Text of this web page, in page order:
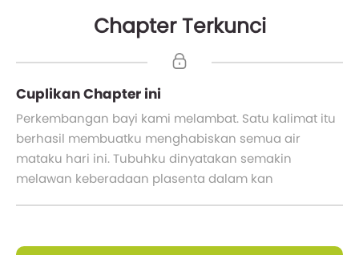
Chapter Terkunci
Cuplikan Chapter ini
Perkembangan bayi kami melambat. Satu kalimat itu
berhasil membuatku menghabiskan semua air
mataku hari ini. Tubuhku dinyatakan semakin
melawan keberadaan plasenta dalam kan